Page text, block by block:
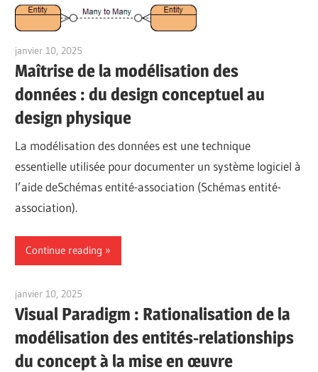
janvier 10, 2025
Maîtrise de la modélisation des
données : du design conceptuel au
design physique
La modélisation des données est une technique
essentielle utilisée pour documenter un système logiciel à
l’aide deSchémas entité-association (Schémas entité-
association).
Continue reading
janvier 10, 2025
Visual Paradigm : Rationalisation de la
modélisation des entités-relationships
du concept à la mise en œuvre